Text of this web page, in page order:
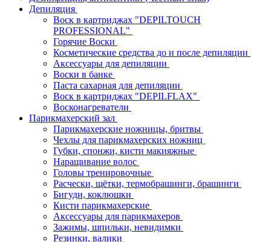
Депиляция
Воск в картриджах "DEPILTOUCH
PROFESSIONAL"
Горячие Воски
Косметические средства до и после депиляции
Аксессуары для депиляции
Воски в банке
Паста сахарная для депиляции
Воск в картриджах "DEPILFLAX"
Восконагреватели
Парикмахерский зал
Парикмахерские ножницы, бритвы
Чехлы для парикмахерских ножниц
Губки, спонжи, кисти макияжные
Наращивание волос
Головы тренировочные
Расчески, щётки, термобрашинги, брашинги
Бигуди, коклюшки
Кисти парикмахерские
Аксессуары для парикмахеров
Зажимы, шпильки, невидимки
Резинки, валики